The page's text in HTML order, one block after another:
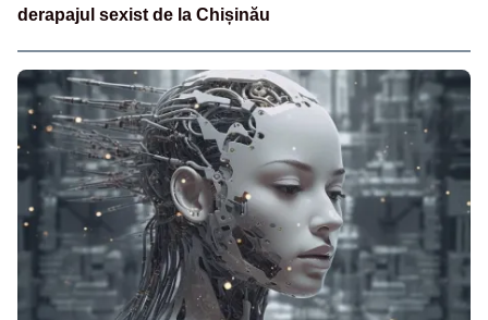
derapajul sexist de la Chișinău